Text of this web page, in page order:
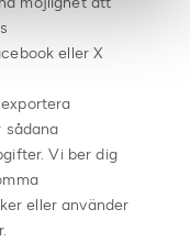
eller X
sådana
Vi ber dig
eller använder